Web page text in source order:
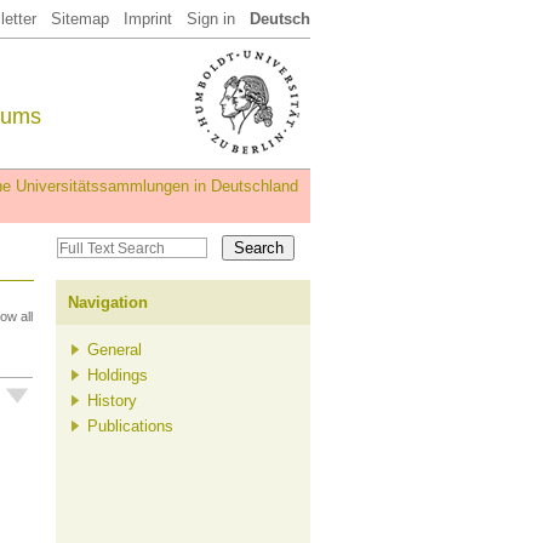
Sitemap Imprint Sign in Deutsch
Universitätssammlungen in Deutschland
all
Navigation
General
Holdings
History
Publications